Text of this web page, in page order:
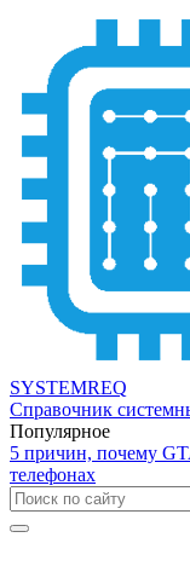
SYSTEMREQ
Справочник
Популярное
5 причин, почему
телефонах